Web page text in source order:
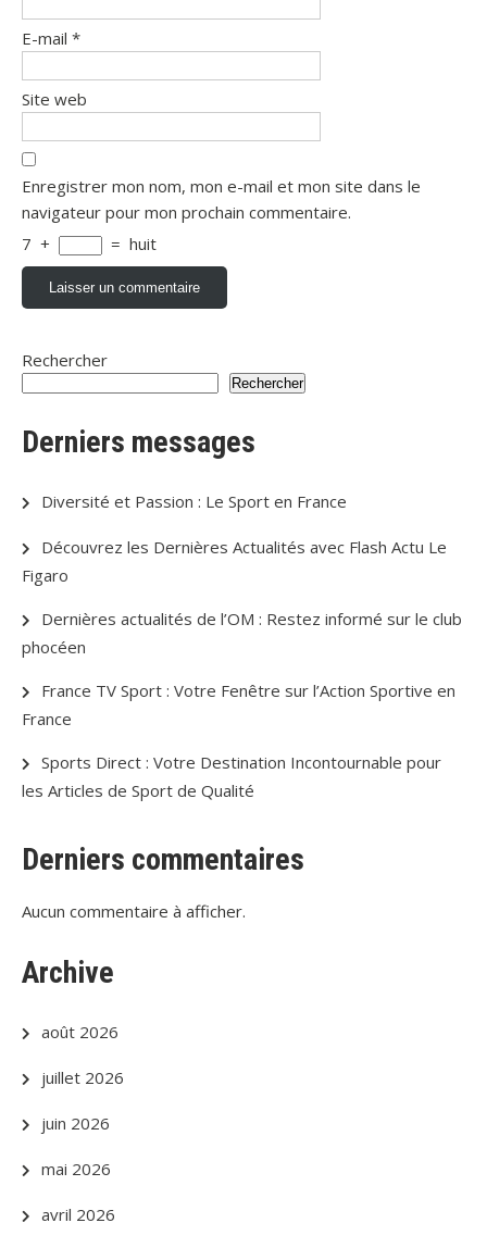
E-mail *
Site web
Enregistrer mon nom, mon e-mail et mon site dans le
navigateur pour mon prochain commentaire.
7 + = huit
Rechercher
Rechercher
Derniers messages
Diversité et Passion : Le Sport en France
Découvrez les Dernières Actualités avec Flash Actu Le
Figaro
Dernières actualités de l’OM : Restez informé sur le club
phocéen
France TV Sport : Votre Fenêtre sur l’Action Sportive en
France
Sports Direct : Votre Destination Incontournable pour
les Articles de Sport de Qualité
Derniers commentaires
Aucun commentaire à afficher.
Archive
août 2026
juillet 2026
juin 2026
mai 2026
avril 2026